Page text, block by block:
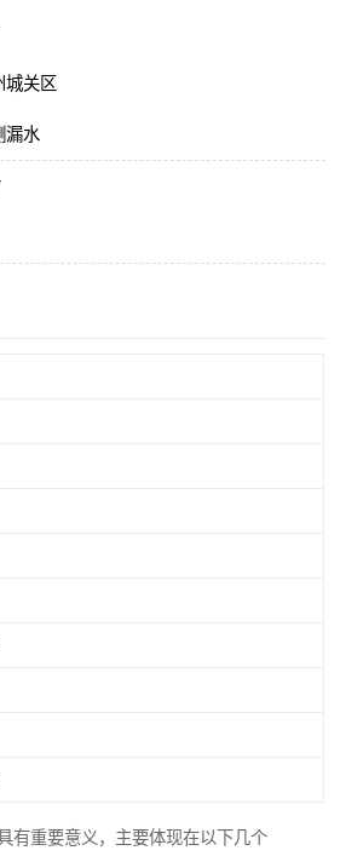
城关区
漏水
有重要意义，主要体现在以下几个